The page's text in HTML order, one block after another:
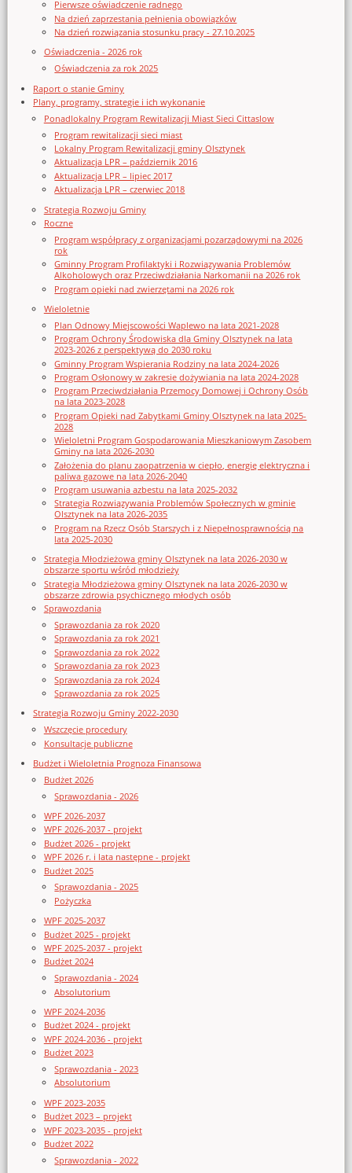
Pierwsze oświadczenie radnego
Na dzień zaprzestania pełnienia obowiązków
Na dzień rozwiązania stosunku pracy - 27.10.2025
Oświadczenia - 2026 rok
Oświadczenia za rok 2025
Raport o stanie Gminy
Plany, programy, strategie i ich wykonanie
Ponadlokalny Program Rewitalizacji Miast Sieci Cittaslow
Program rewitalizacji sieci miast
Lokalny Program Rewitalizacji gminy Olsztynek
Aktualizacja LPR – październik 2016
Aktualizacja LPR – lipiec 2017
Aktualizacja LPR – czerwiec 2018
Strategia Rozwoju Gminy
Roczne
Program współpracy z organizacjami pozarządowymi na 2026
rok
Gminny Program Profilaktyki i Rozwiązywania Problemów
Alkoholowych oraz Przeciwdziałania Narkomanii na 2026 rok
Program opieki nad zwierzętami na 2026 rok
Wieloletnie
Plan Odnowy Miejscowości Waplewo na lata 2021-2028
Program Ochrony Środowiska dla Gminy Olsztynek na lata
2023-2026 z perspektywą do 2030 roku
Gminny Program Wspierania Rodziny na lata 2024-2026
Program Osłonowy w zakresie dożywiania na lata 2024-2028
Program Przeciwdziałania Przemocy Domowej i Ochrony Osób
na lata 2023-2028
Program Opieki nad Zabytkami Gminy Olsztynek na lata 2025-
2028
Wieloletni Program Gospodarowania Mieszkaniowym Zasobem
Gminy na lata 2026-2030
Założenia do planu zaopatrzenia w ciepło, energię elektryczna i
paliwa gazowe na lata 2026-2040
Program usuwania azbestu na lata 2025-2032
Strategia Rozwiązywania Problemów Społecznych w gminie
Olsztynek na lata 2026-2035
Program na Rzecz Osób Starszych i z Niepełnosprawnością na
lata 2025-2030
Strategia Młodzieżowa gminy Olsztynek na lata 2026-2030 w
obszarze sportu wśród młodzieży
Strategia Młodzieżowa gminy Olsztynek na lata 2026-2030 w
obszarze zdrowia psychicznego młodych osób
Sprawozdania
Sprawozdania za rok 2020
Sprawozdania za rok 2021
Sprawozdania za rok 2022
Sprawozdania za rok 2023
Sprawozdania za rok 2024
Sprawozdania za rok 2025
Strategia Rozwoju Gminy 2022-2030
Wszczęcie procedury
Konsultacje publiczne
Budżet i Wieloletnia Prognoza Finansowa
Budżet 2026
Sprawozdania - 2026
WPF 2026-2037
WPF 2026-2037 - projekt
Budżet 2026 - projekt
WPF 2026 r. i lata następne - projekt
Budżet 2025
Sprawozdania - 2025
Pożyczka
WPF 2025-2037
Budżet 2025 - projekt
WPF 2025-2037 - projekt
Budżet 2024
Sprawozdania - 2024
Absolutorium
WPF 2024-2036
Budżet 2024 - projekt
WPF 2024-2036 - projekt
Budżet 2023
Sprawozdania - 2023
Absolutorium
WPF 2023-2035
Budżet 2023 – projekt
WPF 2023-2035 - projekt
Budżet 2022
Sprawozdania - 2022